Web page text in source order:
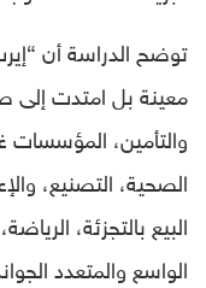
توضح الدراسة أن
معينة بل امتدت إلى
والتأمين، المؤسسات
الصحية، التصنيع،
البيع بالتجزئة،
الواسع والمتعدد